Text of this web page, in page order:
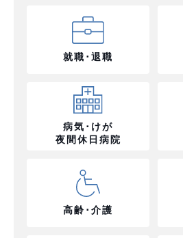
就職･退職
病気･けが
夜間休日病院
高齢･介護